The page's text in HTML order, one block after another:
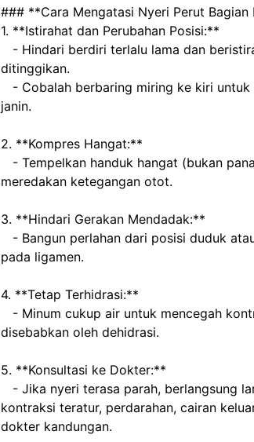
### **Cara Mengatasi Nyeri Perut Bagian
1. **Istirahat dan Perubahan Posisi:**
ditinggikan.
janin.
2. **Kompres Hangat:**
meredakan ketegangan otot.
3. **Hindari Gerakan Mendadak:**
pada ligamen.
4. **Tetap Terhidrasi:**
disebabkan oleh dehidrasi.
5. **Konsultasi ke Dokter:**
kontraksi teratur, perdarahan, cairan
dokter kandungan.